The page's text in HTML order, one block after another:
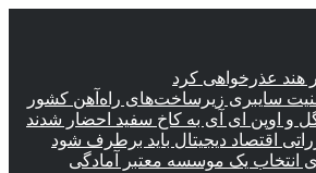
هند عذرخواهی کرد
سایبری زیرساخت‌های راه‌آهن کشور
و اوپن ای آی به کاخ سفید احضار شدند
اقتصاد دیجیتال باید برطرف شود
انتخاب یک موسسه معتبر آمادگی